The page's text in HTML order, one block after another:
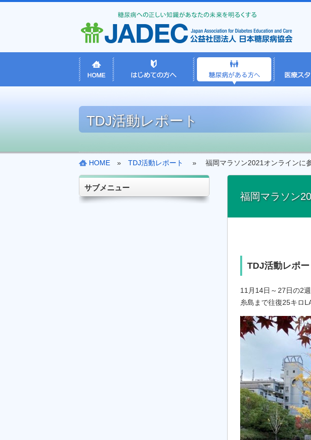
TDJ活動レポート
サブメニュー
HOME » TDJ活動レポート » 福岡マラソン2021オンラインに
福岡マラソン
TDJ活動レポー
11月14日～27日の2
糸島まで往復25キロ